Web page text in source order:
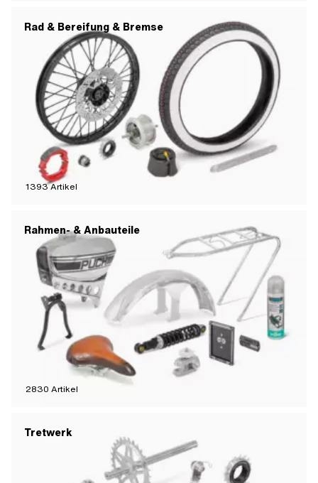
Rad & Bereifung & Bremse
1393Artikel
Rahmen- & Anbauteile
2830 Artikel
Tretwerk